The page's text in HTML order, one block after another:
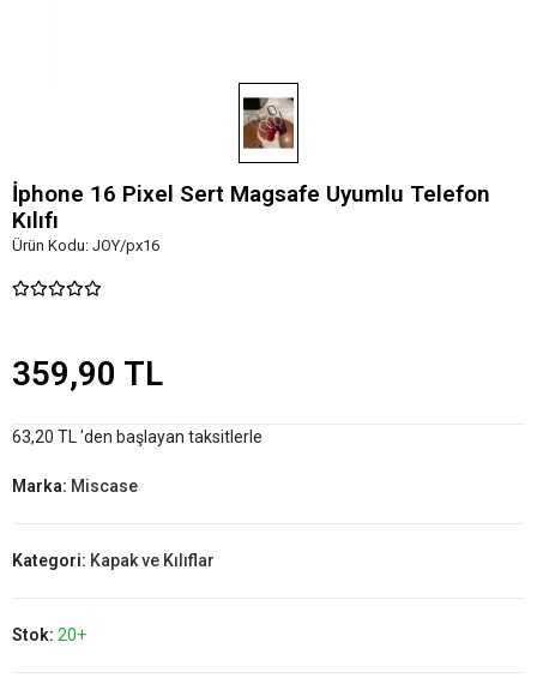
İphone 16 Pixel Sert Magsafe Uyumlu Telefon
Kılıfı
Ürün Kodu: JOY/px16
359,90 TL
63,20 TL 'den başlayan taksitlerle
Marka: Miscase
Kategori: Kapak ve Kılıflar
Stok: 20+